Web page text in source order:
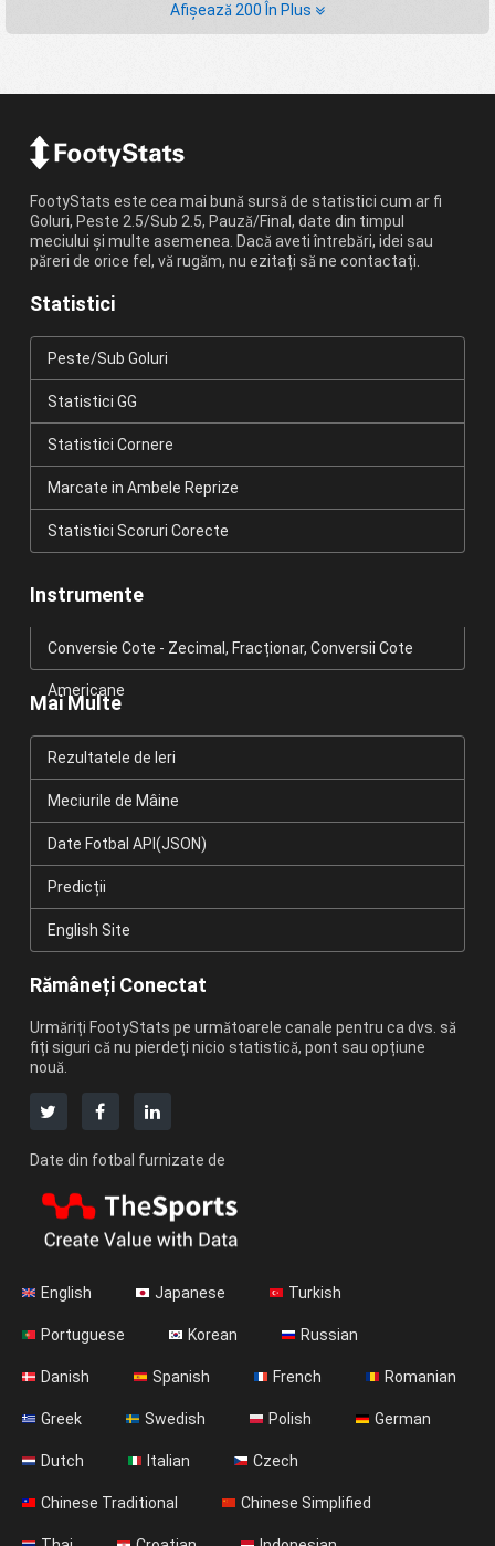
Afișează 200 În Plus
FootyStats este cea mai bună sursă de statistici cum ar fi
Goluri, Peste 2.5/Sub 2.5, Pauză/Final, date din timpul
meciului și multe asemenea. Dacă aveti întrebări, idei sau
păreri de orice fel, vă rugăm, nu ezitați să ne contactați.
Statistici
Peste/Sub Goluri
Statistici GG
Statistici Cornere
Marcate in Ambele Reprize
Statistici Scoruri Corecte
Instrumente
Conversie Cote - Zecimal, Fracționar, Conversii Cote
Americane
Mai Multe
Rezultatele de Ieri
Meciurile de Mâine
Date Fotbal API(JSON)
Predicții
English Site
Rămâneți Conectat
Urmăriți FootyStats pe următoarele canale pentru ca dvs. să
fiți siguri că nu pierdeți nicio statistică, pont sau opțiune
nouă.
Date din fotbal furnizate de
English Japanese Turkish
Portuguese Korean Russian
Danish Spanish French Romanian
Greek Swedish Polish German
Dutch Italian Czech
Chinese Traditional Chinese Simplified